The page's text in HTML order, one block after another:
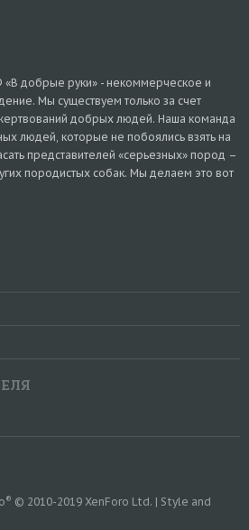
добрые руки» - некоммерческое и
Мы существуем только за счет
добрых людей. Наша команда
людей, которые не побоялись взять на
представителей «серьезных» пород –
породистых собак. Мы делаем это вот
® © 2010-2019 XenForo Ltd. | Style and